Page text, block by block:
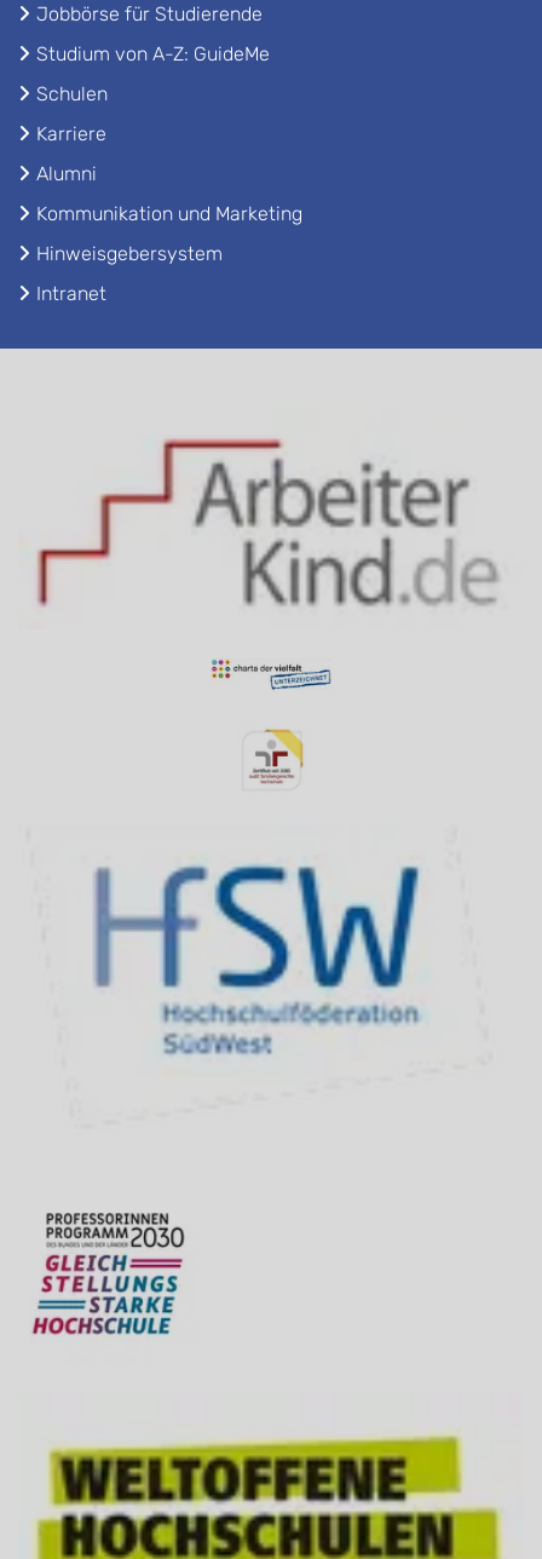
Jobbörse für Studierende
Studium von A-Z: GuideMe
Schulen
Karriere
Alumni
Kommunikation und Marketing
Hinweisgebersystem
Intranet